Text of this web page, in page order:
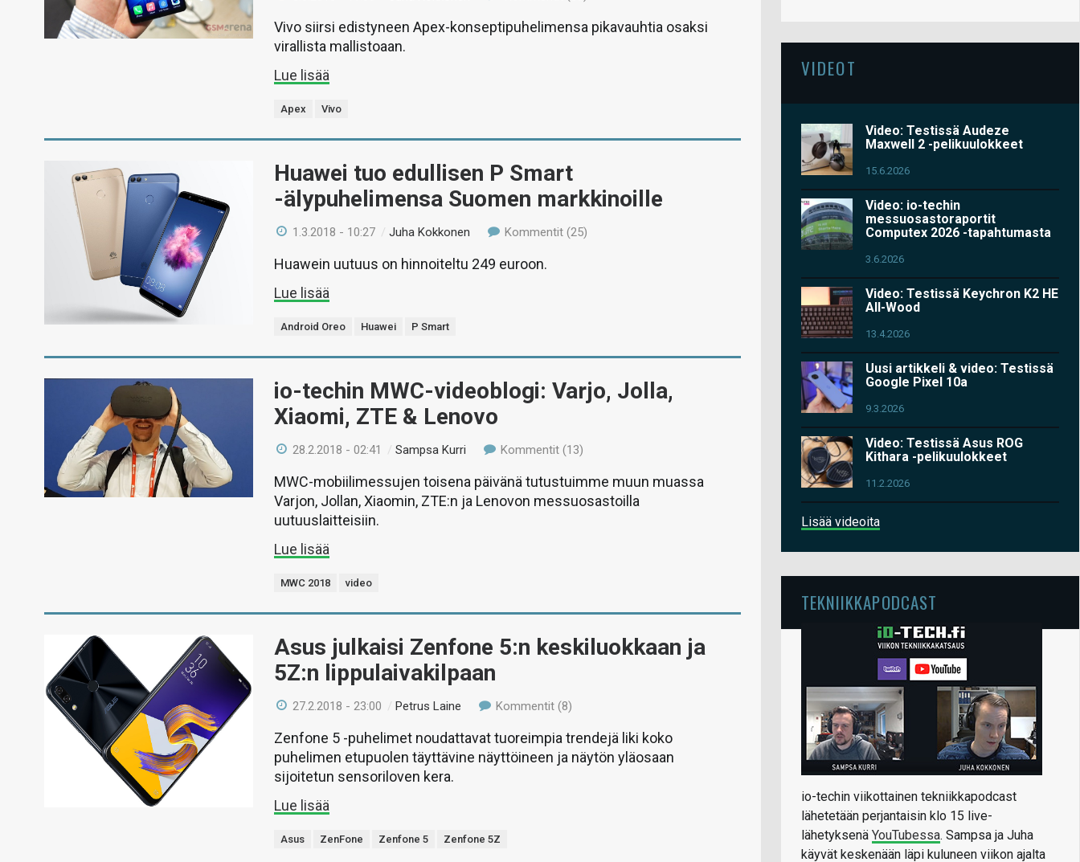
Vivo siirsi edistyneen Apex-konseptipuhelimensa pikavauhtia osaksi
virallista mallistoaan.
Lue lisää
Apex Vivo
Huawei tuo edullisen P Smart
-älypuhelimensa Suomen markkinoille
1.3.2018 - 10:27 /Juha Kokkonen Kommentit (25)
Huawein uutuus on hinnoiteltu 249 euroon.
Lue lisää
Android Oreo Huawei P Smart
io-techin MWC-videoblogi: Varjo, Jolla,
Xiaomi, ZTE & Lenovo
28.2.2018 - 02:41 /Sampsa Kurri Kommentit (13)
MWC-mobiilimessujen toisena päivänä tutustuimme muun muassa
Varjon, Jollan, Xiaomin, ZTE:n ja Lenovon messuosastoilla
uutuuslaitteisiin.
Lue lisää
MWC 2018 video
Asus julkaisi Zenfone 5:n keskiluokkaan ja
5Z:n lippulaivakilpaan
27.2.2018 - 23:00 /Petrus Laine Kommentit (8)
Zenfone 5 -puhelimet noudattavat tuoreimpia trendejä liki koko
puhelimen etupuolen täyttävine näyttöineen ja näytön yläosaan
sijoitetun sensoriloven kera.
Lue lisää
Asus ZenFone Zenfone 5 Zenfone 5Z
VIDEOT
Video: Testissä Audeze
Maxwell 2 -pelikuulokkeet
15.6.2026
Video: io-techin
messuosastoraportit
Computex 2026 -tapahtumasta
3.6.2026
Video: Testissä Keychron K2 HE
All-Wood
13.4.2026
Uusi artikkeli & video: Testissä
Google Pixel 10a
9.3.2026
Video: Testissä Asus ROG
Kithara -pelikuulokkeet
11.2.2026
Lisää videoita
TEKNIIKKAPODCAST
io-techin viikottainen tekniikkapodcast
lähetetään perjantaisin klo 15 live-
lähetyksenä YouTubessa. Sampsa ja Juha
käyvät keskenään läpi kuluneen viikon ajalta